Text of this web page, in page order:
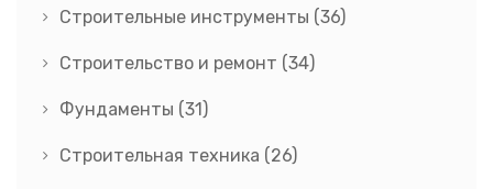
Строительные инструменты (36)
Строительство и ремонт (34)
Фундаменты (31)
Строительная техника (26)